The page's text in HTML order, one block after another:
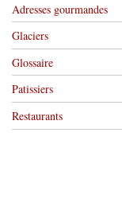
Adresses gourmandes
Glaciers
Glossaire
Patissiers
Restaurants